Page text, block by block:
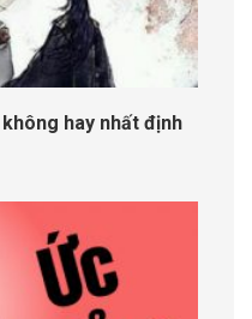
hay nhất định